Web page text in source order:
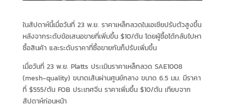
ในสัปดาห์นี้เมื่อวันที่ 23 พ.ย. ราคาเหล็กลวดในเอเชียปรับตัวสูงขึ้น
หลังจากระดับข้อเสนอขายที่เพิ่มขึ้น $10/ตัน โดยผู้ซื้อได้กลับไปหา
ซื้อสินค้า และระดับราคาที่ซื้อขายกันก็ปรับเพิ่มขึ้น
เมื่อวันที่ 23 พ.ย. Platts ประเมินราคาเหล็กลวด SAE1008
(mesh-quality) ขนาดเส้นผ่านศูนย์กลาง ขนาด 6.5 มม. มีราคา
ที่ $555/ตัน FOB ประเทศจีน ราคาเพิ่มขึ้น $10/ตัน เทียบจาก
สัปดาห์ก่อนหน้า